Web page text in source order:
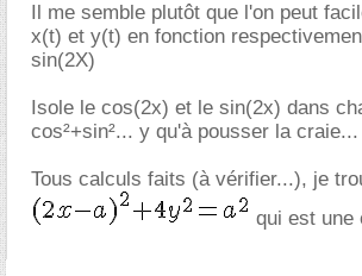
Il me semble plutôt que l'on peut
x(t) et y(t) en fonction
sin(2X)
Isole le cos(2x) et le sin(2x) dans
cos²+sin²... y qu'à pousser la craie...
Tous calculs faits (à vérifier...), je
qui est une